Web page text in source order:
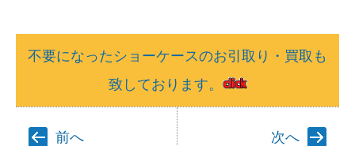
不要になったショーケースのお引取り・買取も
致しております。
前へ 次へ